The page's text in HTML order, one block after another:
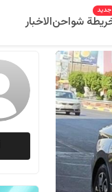
شواحن
جديد
الاخبار